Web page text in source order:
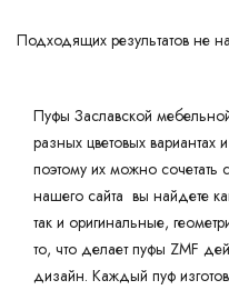
Подходящих результатов не
Пуфы Заславской
разных цветовых вариантах
поэтому их можно
нашего сайта вы найдете
так и оригинальные,
то, что делает пуфы ZMF
дизайн. Каждый пуф